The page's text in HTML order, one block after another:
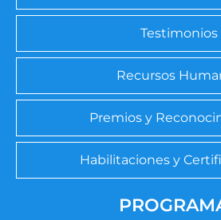
Testimonios
Recursos
Premios y
Habilitaciones y